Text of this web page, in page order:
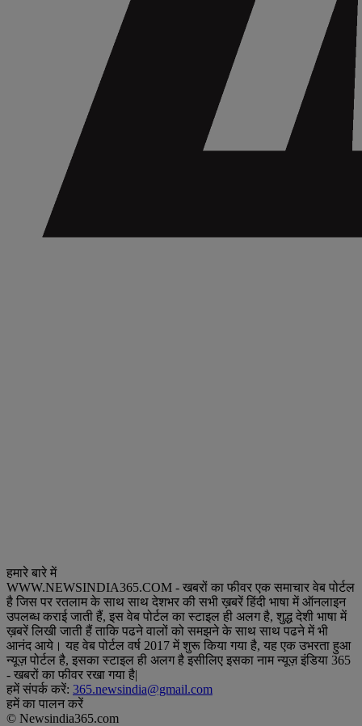
हमारे बारे में
WWW.NEWSINDIA365.COM - खबरों का फीवर एक समाचार वेब पोर्टल
है जिस पर रतलाम के साथ साथ देशभर की सभी ख़बरें हिंदी भाषा में ऑनलाइन
उपलब्ध कराई जाती हैं, इस वेब पोर्टल का स्टाइल ही अलग है, शुद्ध देशी भाषा में
ख़बरें लिखी जाती हैं ताकि पढने वालों को समझने के साथ साथ पढने में भी
आनंद आये। यह वेब पोर्टल वर्ष 2017 में शुरू किया गया है, यह एक उभरता हुआ
न्यूज़ पोर्टल है, इसका स्टाइल ही अलग है इसीलिए इसका नाम न्यूज़ इंडिया 365
- खबरों का फीवर रखा गया है|
हमें संपर्क करें: 365.newsindia@gmail.com
हमें का पालन करें
© Newsindia365.com